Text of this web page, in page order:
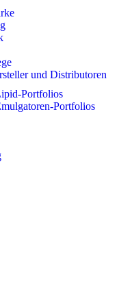
und Distributoren
Portfolios
Portfolios